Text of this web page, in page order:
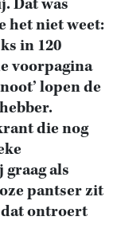
Zoek
Dat was
het niet weet:
in 120
voorpagina
lopen de
die nog
als
pantser zit
dat ontroert